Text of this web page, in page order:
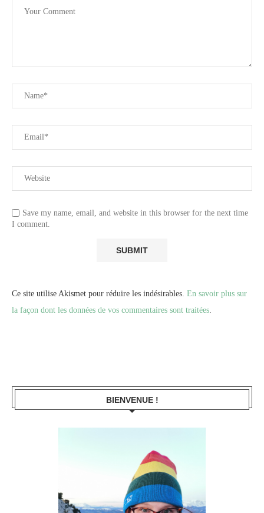
Save my name, email, and website in this browser for the next time
I comment.
Ce site utilise Akismet pour réduire les indésirables. En savoir plus sur
la façon dont les données de vos commentaires sont traitées
BIENVENUE !